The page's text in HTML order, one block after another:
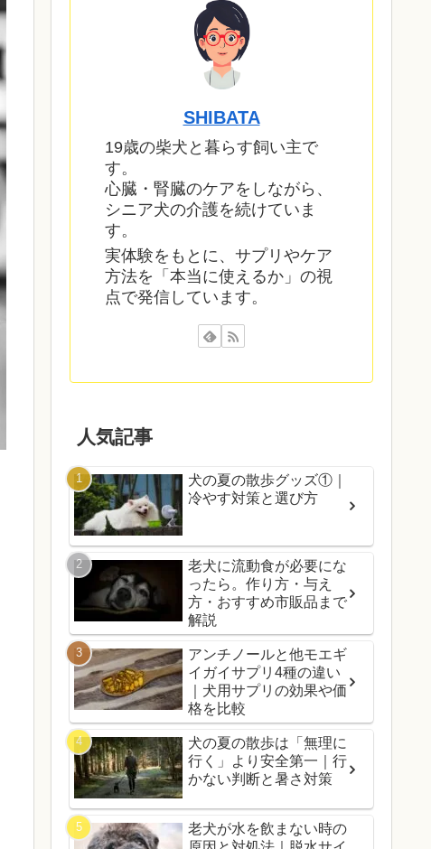
SHIBATA
19歳の柴犬と暮らす飼い主で
す。
心臓・腎臓のケアをしながら、
シニア犬の介護を続けていま
す。
実体験をもとに、サプリやケア
方法を「本当に使えるか」の視
点で発信しています。
人気記事
犬の夏の散歩グッズ①｜
冷やす対策と選び方
老犬に流動食が必要にな
ったら。作り方・与え
方・おすすめ市販品まで
解説
アンチノールと他モエギ
イガイサプリ4種の違い
｜犬用サプリの効果や価
格を比較
犬の夏の散歩は「無理に
行く」より安全第一｜行
かない判断と暑さ対策
老犬が水を飲まない時の